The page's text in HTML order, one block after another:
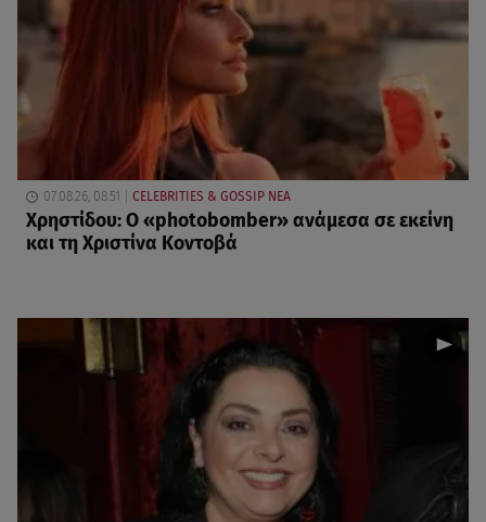
07.08.26, 08:51 CELEBRITIES & GOSSIP ΝΕΑ
Χρηστίδου: Ο «photobomber» ανάμεσα σε εκείνη
και τη Χριστίνα Κοντοβά